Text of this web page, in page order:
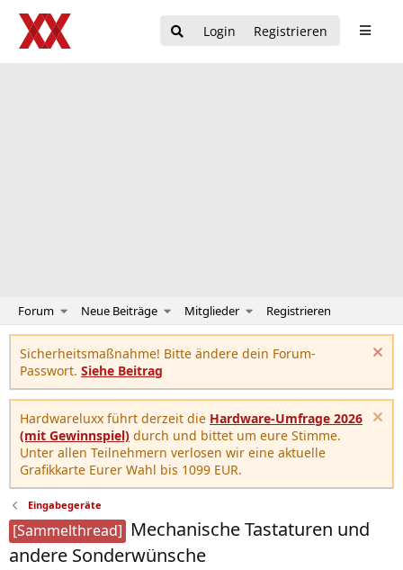
Login Registrieren
Forum Neue Beiträge Mitglieder Registrieren
Sicherheitsmaßnahme! Bitte ändere dein Forum-
Passwort. Siehe Beitrag
Hardwareluxx führt derzeit die Hardware-Umfrage 2026
(mit Gewinnspiel) durch und bittet um eure Stimme.
Unter allen Teilnehmern verlosen wir eine aktuelle
Grafikkarte Eurer Wahl bis 1099 EUR.
Eingabegeräte
[Sammelthread] Mechanische Tastaturen und
andere Sonderwünsche